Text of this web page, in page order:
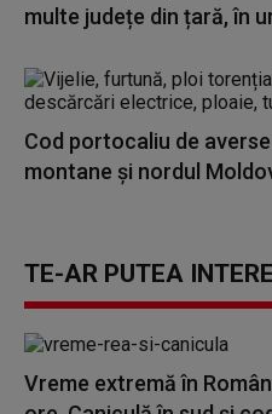
multe județe din țară, în
Cod portocaliu de
montane și nordul
TE-AR PUTEA
Vreme extremă în